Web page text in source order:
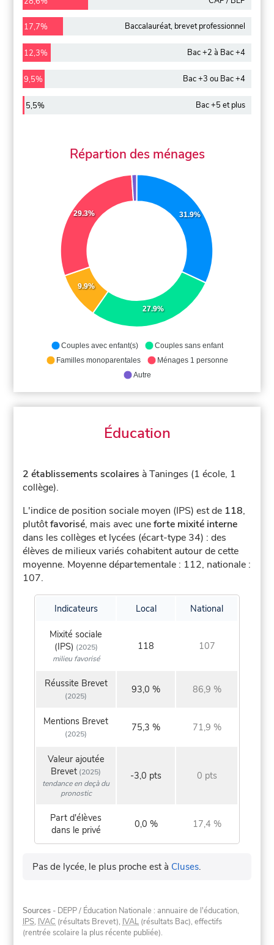
17,7% Baccalauréat, brevet professionnel
12,3% Bac +2 à Bac +4
9,5% Bac +3 ou Bac +4
5,5% Bac +5 et plus
Répartion des ménages
31.9%
27.9%
9.9%
29.3%
Couples avec enfant(s)
Couples sans enfant
Familles monoparentales
Ménages 1 personne
Autre
Éducation
2 établissements scolaires à Taninges (1 école, 1
collège).
L'indice de position sociale moyen (IPS) est de 118,
plutôtfavorisé, mais avec uneforte mixité interne
dans les collèges et lycées (écart-type 34) : des
élèves de milieux variés cohabitent autour de cette
moyenne. Moyenne départementale : 112, nationale :
107.
Indicateurs Local National
Mixité sociale
(IPS) (2025)
milieu favorisé
118 107
Réussite Brevet
(2025)
93,0 % 86,9 %
Mentions Brevet
(2025)
75,3 % 71,9 %
Valeur ajoutée
Brevet (2025)
tendance en deçà du
pronostic
-3,0 pts 0 pts
Part d'élèves
dans le privé
0,0 % 17,4 %
Pas de lycée, le plus proche est à Cluses.
Sources - DEPP / Éducation Nationale : annuaire de l'éducation,
IPS, IVAC (résultats Brevet), IVAL (résultats Bac), effectifs
(rentrée scolaire la plus récente publiée).